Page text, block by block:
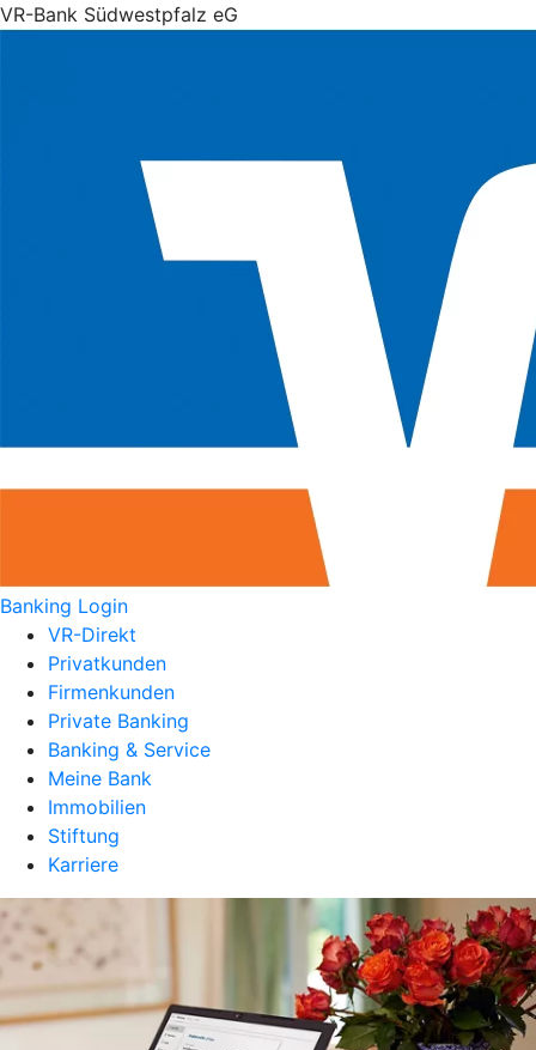
VR-Bank Südwestpfalz eG
Banking Login
VR-Direkt
Privatkunden
Firmenkunden
Private Banking
Banking & Service
Meine Bank
Immobilien
Stiftung
Karriere